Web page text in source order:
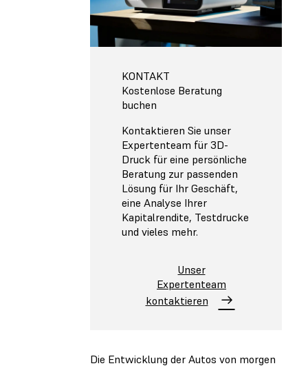
KONTAKT
Kostenlose Beratung
buchen
Kontaktieren Sie unser
Expertenteam für 3D-
Druck für eine persönliche
Beratung zur passenden
Lösung für Ihr Geschäft,
eine Analyse Ihrer
Kapitalrendite, Testdrucke
und vieles mehr.
Unser
Expertenteam
kontaktieren
Die Entwicklung der Autos von morgen